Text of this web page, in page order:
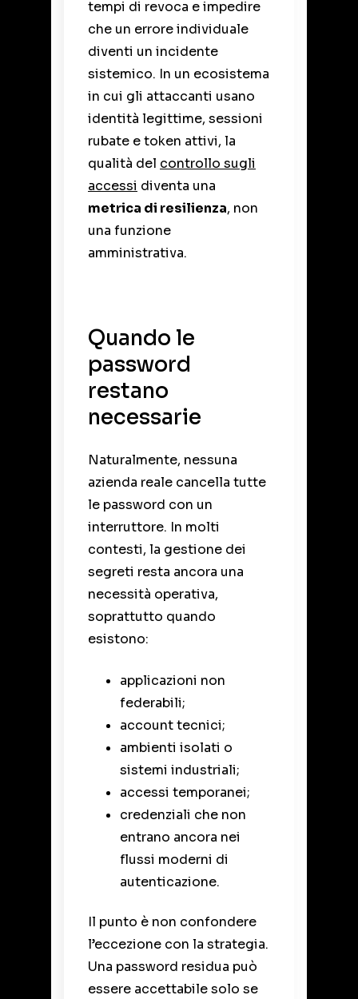
tempi di revoca e impedire
che un errore individuale
diventi un incidente
sistemico. In un ecosistema
in cui gli attaccanti usano
identità legittime, sessioni
rubate e token attivi, la
qualità del controllo sugli
accessi diventa una
metrica di resilienza, non
una funzione
amministrativa.
Quando le
password
restano
necessarie
Naturalmente, nessuna
azienda reale cancella tutte
le password con un
interruttore. In molti
contesti, la gestione dei
segreti resta ancora una
necessità operativa,
soprattutto quando
esistono:
applicazioni non
federabili;
account tecnici;
ambienti isolati o
sistemi industriali;
accessi temporanei;
credenziali che non
entrano ancora nei
flussi moderni di
autenticazione.
Il punto è non confondere
l’eccezione con la strategia.
Una password residua può
essere accettabile solo se